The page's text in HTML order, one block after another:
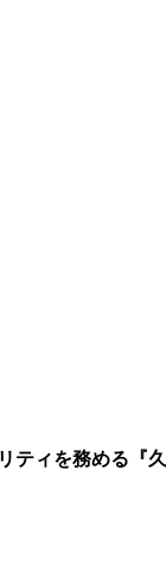
ティを務める『久